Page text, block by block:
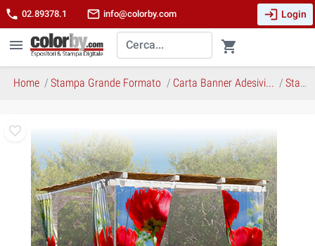
phone 02.89378.1 mail_outline info@colorby.com login Login
menu shopping_cart
Home Stampa Grande Formato Carta Banner Adesivi... Stampa Tessuti